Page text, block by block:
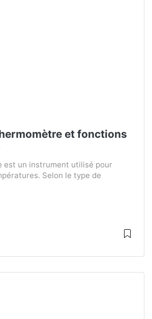
et fonctions
est un instrument utilisé pour
Selon le type de